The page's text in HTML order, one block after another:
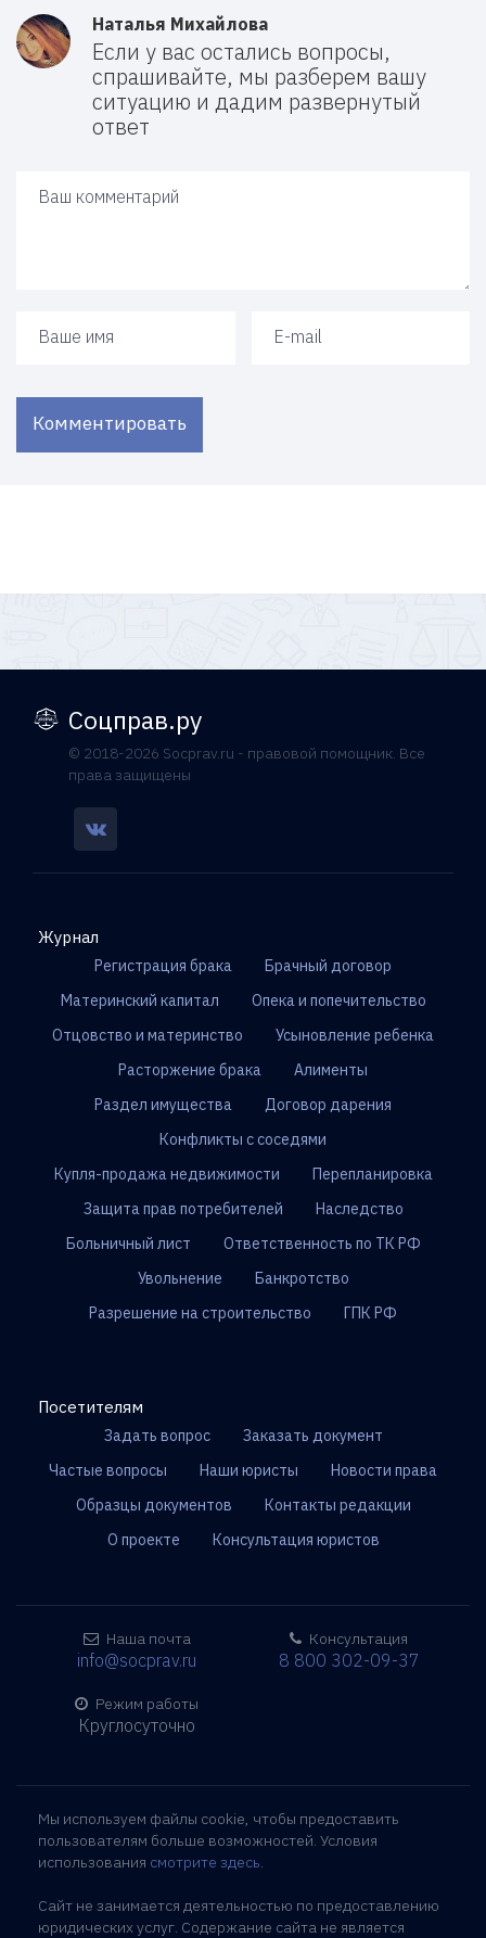
Наталья Михайлова
Если у вас остались вопросы,
спрашивайте, мы разберем вашу
ситуацию и дадим развернутый
ответ
Комментировать
Соцправ.ру
© 2018-2026 Socprav.ru - правовой помощник. Все
права защищены
Журнал
Регистрация брака
Брачный договор
Материнский капитал
Опека и попечительство
Отцовство и материнство
Усыновление ребенка
Расторжение брака
Алименты
Раздел имущества
Договор дарения
Конфликты с соседями
Купля-продажа недвижимости
Перепланировка
Защита прав потребителей
Наследство
Больничный лист
Ответственность по ТК РФ
Увольнение
Банкротство
Разрешение на строительство
ГПК РФ
Посетителям
Задать вопрос
Заказать документ
Частые вопросы
Наши юристы
Новости права
Образцы документов
Контакты редакции
О проекте
Консультация юристов
Наша почта
info@socprav.ru
Режим работы
Круглосуточно
Консультация
8 800 302-09-37
Мы используем файлы cookie, чтобы предоставить
пользователям больше возможностей. Условия
использования смотрите здесь.
Сайт не занимается деятельностью по предоставлению
юридических услуг. Содержание сайта не является